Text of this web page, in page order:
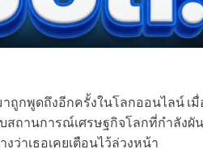
ถูกพูดถึงอีกครั้งในโลกออนไลน์ เ
สถานการณ์เศรษฐกิจโลกที่กำลังผั
ว่าเธอเคยเตือนไว้ล่วงหน้า